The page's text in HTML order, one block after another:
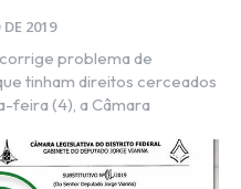
DE 2019
problema de
tinham direitos cerceados